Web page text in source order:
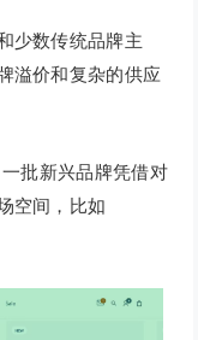
少数传统品牌主
溢价和复杂的供应
批新兴品牌凭借对
空间，比如